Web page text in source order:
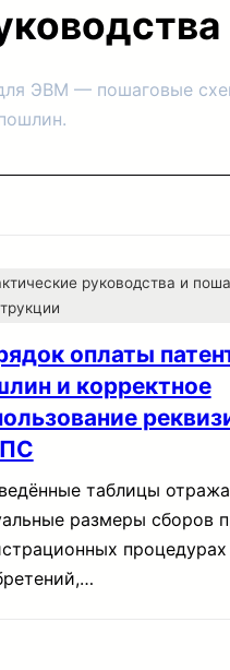
для ЭВМ — пошаговые
руководства и
оплаты
и корректное
таблицы
размеры сборов
процедурах